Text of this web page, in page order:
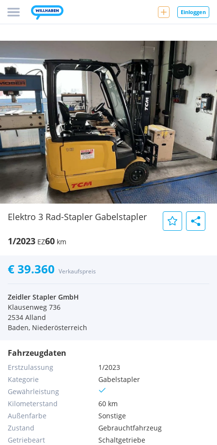
Einloggen
Elektro 3 Rad-Stapler Gabelstapler
1/2023 EZ60 km
€ 39.360 Verkaufspreis
Zeidler Stapler GmbH
Klausenweg 736
2534 Alland
Baden, Niederösterreich
Fahrzeugdaten
Erstzulassung
1/2023
Kategorie
Gabelstapler
Gewährleistung
Kilometerstand
60 km
Außenfarbe
Sonstige
Zustand
Gebrauchtfahrzeug
Getriebeart
Schaltgetriebe